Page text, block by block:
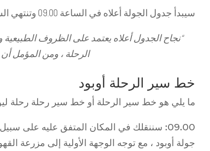
سيبدأ جدول الجولة أعلاه في الساعة 09.00 وتنتهي الساعة 21.00 .
“نجاح الجدول أعلاه يعتمد على الظروف
الرحلة ، ومن المؤمل أن
خط سير الرحلة أوبود
ما يلي هو خط سير الرحلة أو خط سير رحلة رحلة
09.00: سننقلك في المكان المتفق عليه على